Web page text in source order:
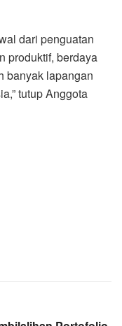
dari penguatan
produktif, berdaya
banyak lapangan
tutup Anggota